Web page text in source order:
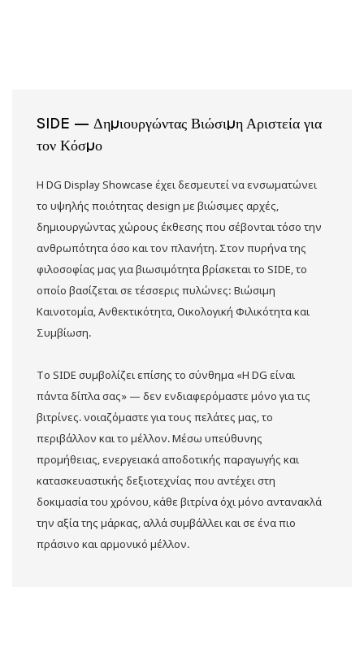
SIDE — Δημιουργώντας Βιώσιμη Αριστεία για
τον Κόσμο
Η DG Display Showcase έχει δεσμευτεί να ενσωματώνει
το υψηλής ποιότητας design με βιώσιμες αρχές,
δημιουργώντας χώρους έκθεσης που σέβονται τόσο την
ανθρωπότητα όσο και τον πλανήτη. Στον πυρήνα της
φιλοσοφίας μας για βιωσιμότητα βρίσκεται το SIDE, το
οποίο βασίζεται σε τέσσερις πυλώνες: Βιώσιμη
Καινοτομία, Ανθεκτικότητα, Οικολογική Φιλικότητα και
Συμβίωση.
Το SIDE συμβολίζει επίσης το σύνθημα «Η DG είναι
πάντα δίπλα σας» — δεν ενδιαφερόμαστε μόνο για τις
βιτρίνες. νοιαζόμαστε για τους πελάτες μας, το
περιβάλλον και το μέλλον. Μέσω υπεύθυνης
προμήθειας, ενεργειακά αποδοτικής παραγωγής και
κατασκευαστικής δεξιοτεχνίας που αντέχει στη
δοκιμασία του χρόνου, κάθε βιτρίνα όχι μόνο αντανακλά
την αξία της μάρκας, αλλά συμβάλλει και σε ένα πιο
πράσινο και αρμονικό μέλλον.